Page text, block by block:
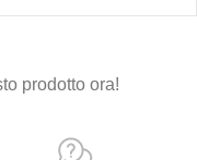
prodotto ora!